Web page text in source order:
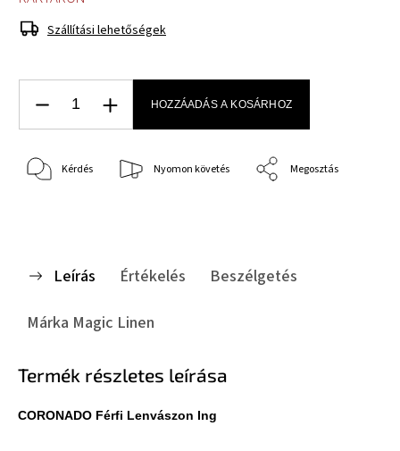
Szállítási lehetőségek
HOZZÁADÁS A KOSÁRHOZ
Kérdés Nyomon követés Megosztás
Leírás Értékelés
Beszélgetés
Márka Magic Linen
Termék részletes leírása